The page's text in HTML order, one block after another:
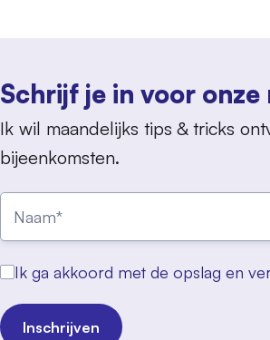
Schrijf je in voor
Ik wil maandelijks tips & tricks
bijeenkomsten.
Ik ga akkoord met de opslag en
Inschrijven